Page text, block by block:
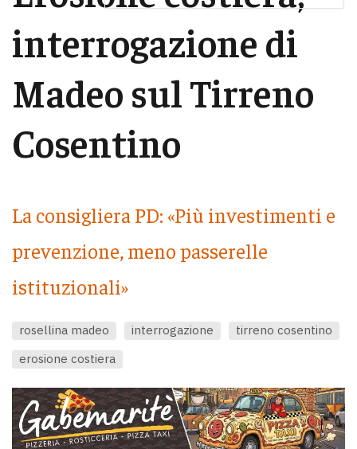
interrogazione di
Madeo sul Tirreno
Cosentino
La consigliera PD: «Più investimenti e
prevenzione, meno passerelle
istituzionali»
rosellina madeo interrogazione
tirreno cosentino
erosione costiera